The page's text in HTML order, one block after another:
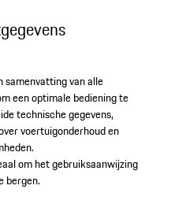
samenvatting van alle
een optimale bediening te
technische gegevens,
voertuigonderhoud en
om het gebruiksaanwijzing
bergen.​